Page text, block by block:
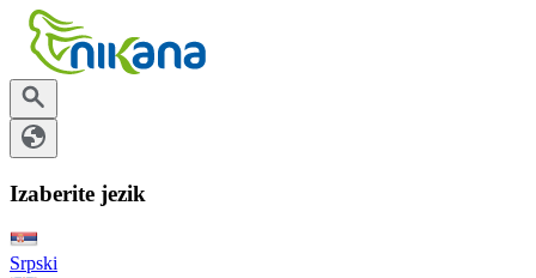
Izaberite jezik
Srpski